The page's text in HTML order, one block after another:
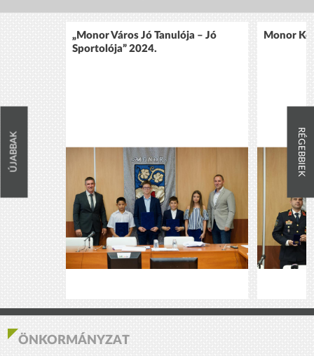
ÚJABBAK
„Monor Város Jó Tanulója – Jó
Sportolója” 2024.
Monor
RÉGEBBIEK
ÖNKORMÁNYZAT